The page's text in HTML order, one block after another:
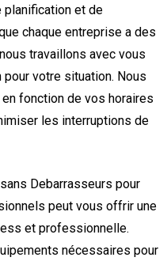
et de
chaque entreprise a des
travaillons avec vous
votre situation. Nous
fonction de vos horaires
les interruptions de
Debarrasseurs pour
peut vous offrir une
et professionnelle.
nécessaires pour